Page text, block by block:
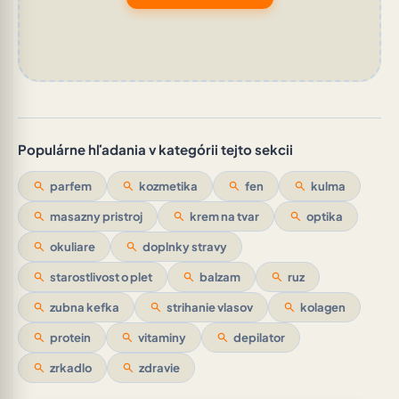
Populárne hľadania v kategórii tejto sekcii
search parfem search kozmetika search fen search kulma
search masazny pristroj search krem na tvar search optika
search okuliare search doplnky stravy
search starostlivost o plet search balzam search ruz
search zubna kefka search strihanie vlasov search kolagen
search protein search vitaminy search depilator
search zrkadlo search zdravie